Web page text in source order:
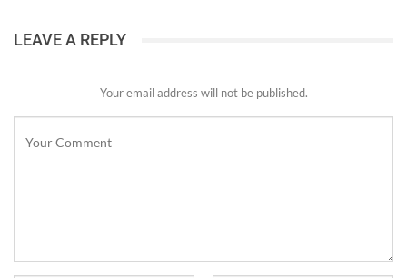
LEAVE A REPLY
Your email address will not be published.